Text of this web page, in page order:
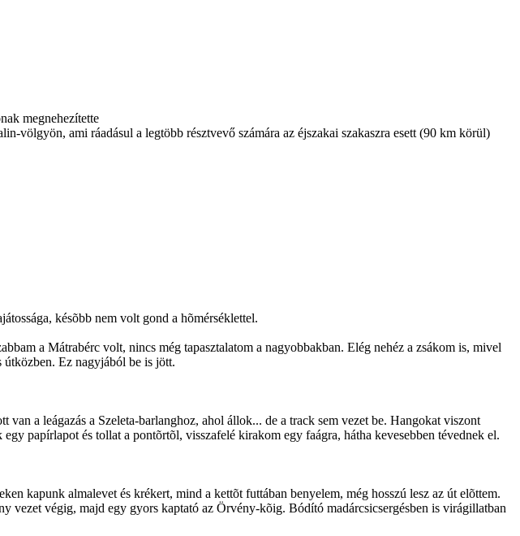
megnehezítette
ami ráadásul a legtöbb résztvevő számára az éjszakai szakaszra esett (90 km körül)
késõbb nem volt gond a hõmérséklettel.
a Mátrabérc volt, nincs még tapasztalatom a nagyobbakban. Elég nehéz a zsákom is, mivel
útközben. Ez nagyjából be is jött.
a leágazás a Szeleta-barlanghoz, ahol állok... de a track sem vezet be. Hangokat viszont
papírlapot és tollat a pontõrtõl, visszafelé kirakom egy faágra, hátha kevesebben tévednek el.
kapunk almalevet és krékert, mind a kettõt futtában benyelem, még hosszú lesz az út elõttem.
vezet végig, majd egy gyors kaptató az Örvény-kõig. Bódító madárcsicsergésben is virágillatban